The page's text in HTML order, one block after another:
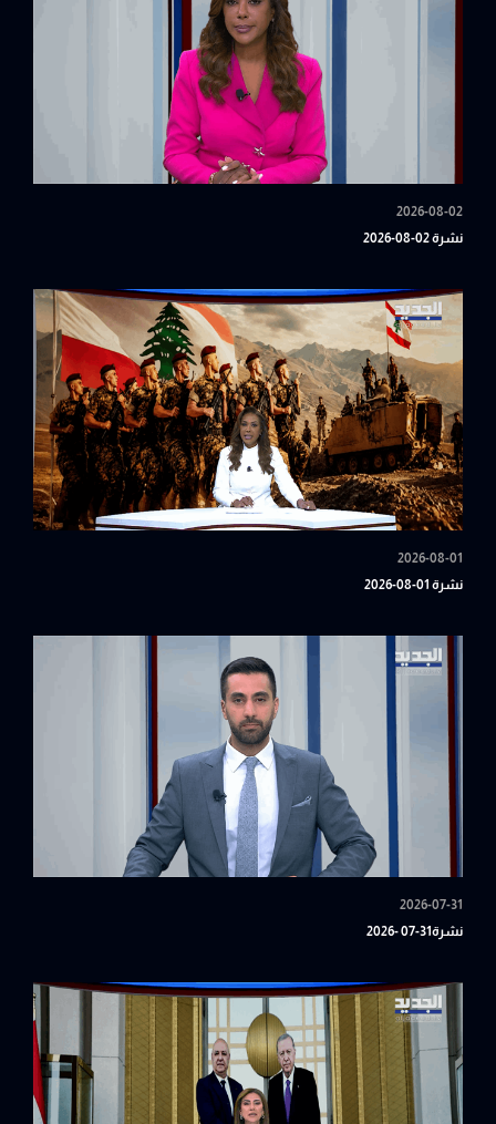
2026-08-02
نشرة 02-08-2026
2026-08-01
نشرة 01-08-2026
2026-07-31
نشرة31-07 -2026